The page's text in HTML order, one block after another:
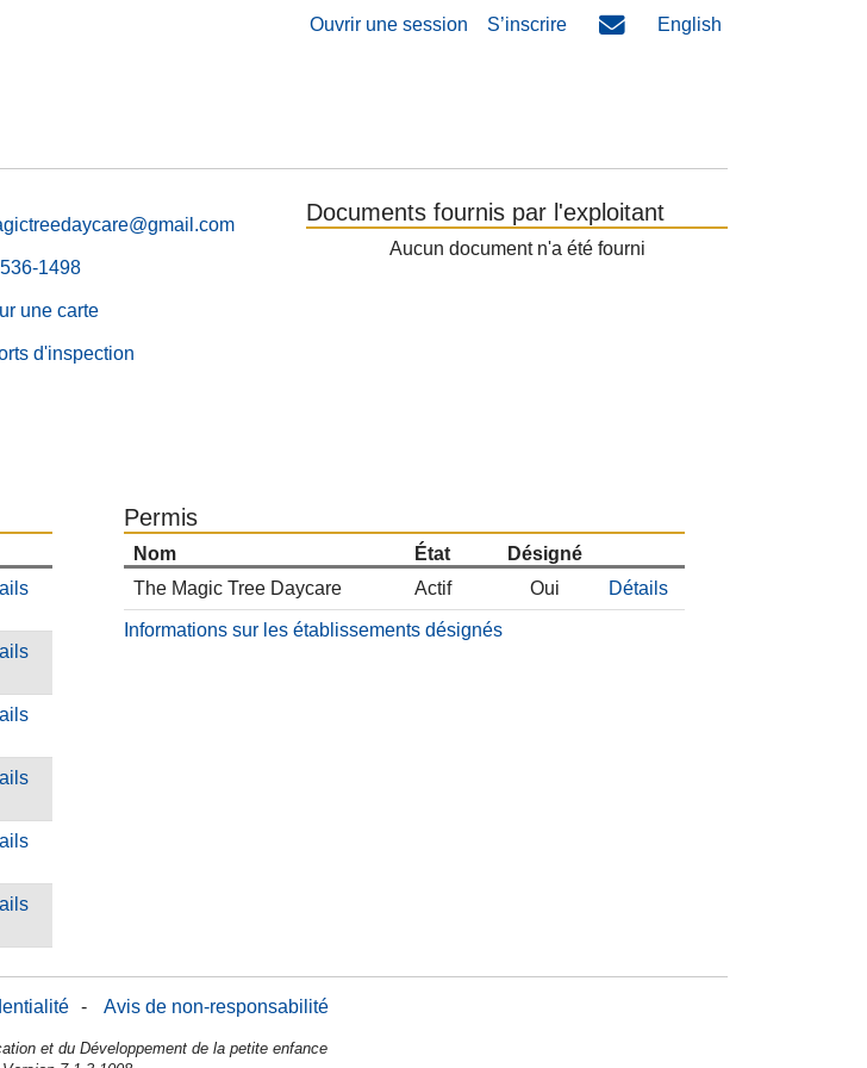
Ouvrir une session S’inscrire English
1498
une carte
d'inspection
Documents fournis par l'exploitant
Aucun document n'a été fourni
Permis
Nom État
Désigné
The Magic Tree Daycare
Actif Oui Détails
Informations sur les établissements désignés
- Avis de non-responsabilité
et du Développement de la petite enfance